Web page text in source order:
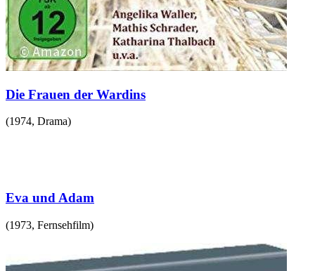
Die Frauen der Wardins
(1974, Drama)
Eva und Adam
(1973, Fernsehfilm)